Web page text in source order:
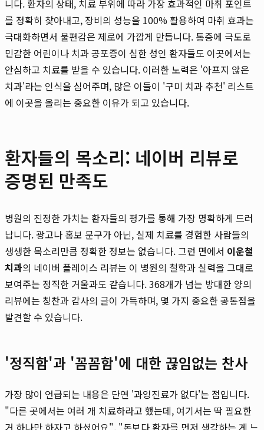
니다. 환자의 상태, 치료 부위에 따라 가장 효과적인 마취 포인트
를 정확히 찾아내고, 장비의 성능을 100% 활용하여 마취 효과는
극대화하면서 불편감은 제로에 가깝게 만듭니다. 통증에 극도로
민감한 어린이나 치과 공포증이 심한 성인 환자들도 이곳에서는
안심하고 치료를 받을 수 있습니다. 이러한 노력은 '아프지 않은
치과'라는 인식을 심어주며, 많은 이들이 '구미 치과 추천' 리스트
에 이곳을 올리는 중요한 이유가 되고 있습니다.
환자들의 목소리: 네이버 리뷰로
증명된 만족도
병원의 진정한 가치는 환자들의 평가를 통해 가장 명확하게 드러
납니다. 광고나 홍보 문구가 아닌, 실제 치료를 경험한 사람들의
생생한 목소리만큼 정확한 정보는 없습니다. 그런 면에서 이운철
치과의 네이버 플레이스 리뷰는 이 병원의 철학과 실력을 그대로
보여주는 정직한 거울과도 같습니다. 368개가 넘는 방대한 양의
리뷰에는 칭찬과 감사의 글이 가득하며, 몇 가지 중요한 공통점을
발견할 수 있습니다.
'정직함'과 '꼼꼼함'에 대한 끊임없는 찬사
가장 많이 언급되는 내용은 단연 '과잉진료가 없다'는 점입니다.
"다른 곳에서는 여러 개 치료하라고 했는데, 여기서는 딱 필요한
거 하나만 하자고 하셨어요", "돈보다 환자를 먼저 생각하는 게 느